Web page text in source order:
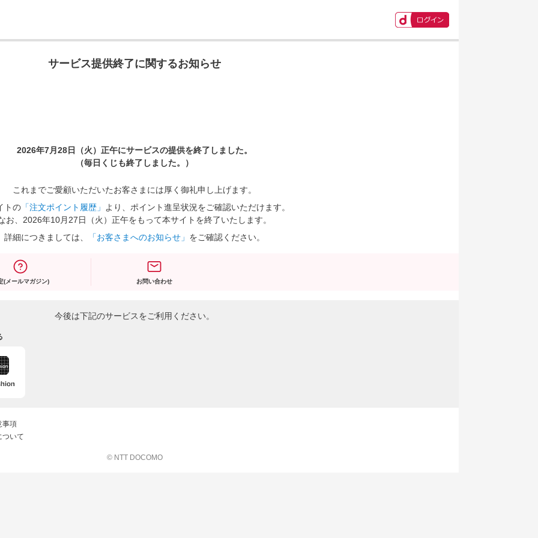
サービス提供終了に関するお知らせ
2026年7月28日（火）正午にサービスの提供を終了しました。
（毎日くじも終了しました。）
これまでご愛顧いただいたお客さまには厚く御礼申し上げます。
トの 「注文ポイント履歴」
より、ポイント進呈状況をご確認いただけます。
お、2026年10月27日（火）正午をもって本サイトを終了いたします。
詳細につきましては、
「お客さまへのお知らせ」 をご確認ください。
(メールマガジン) お問い合わせ
今後は下記のサービスをご利用ください。
事項
ついて
© NTT DOCOMO